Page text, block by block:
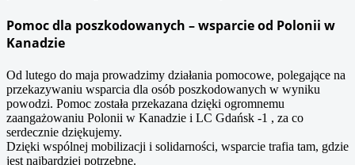
Pomoc dla poszkodowanych – wsparcie od Polonii w
Kanadzie
Od lutego do maja prowadzimy działania pomocowe, polegające na
przekazywaniu wsparcia dla osób poszkodowanych w wyniku
powodzi. Pomoc została przekazana dzięki ogromnemu
zaangażowaniu Polonii w Kanadzie i LC Gdańsk -1 , za co
serdecznie dziękujemy.
Dzięki wspólnej mobilizacji i solidarności, wsparcie trafia tam, gdzie
jest najbardziej potrzebne.